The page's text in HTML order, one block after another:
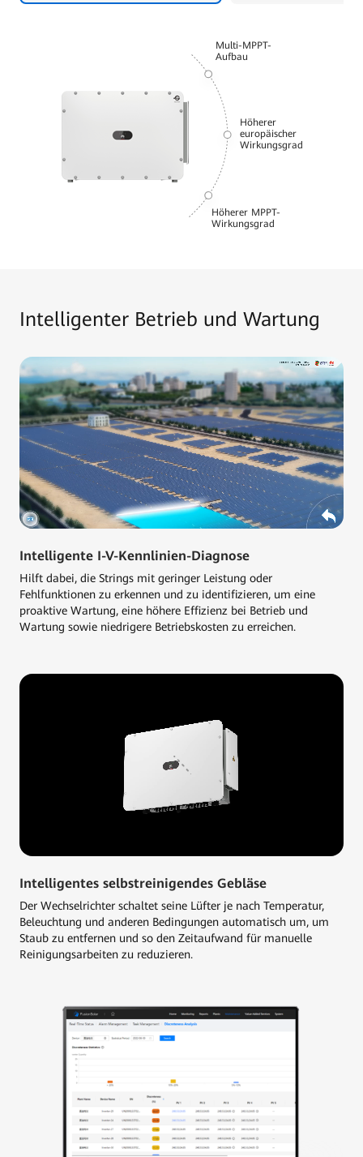
Multi-MPPT-
Aufbau
Höherer
europäischer
Wirkungsgrad
Höherer MPPT-
Wirkungsgrad
Intelligenter Betrieb und Wartung
Intelligente I-V-Kennlinien-Diagnose
Hilft dabei, die Strings mit geringer Leistung oder
Fehlfunktionen zu erkennen und zu identifizieren, um eine
proaktive Wartung, eine höhere Effizienz bei Betrieb und
Wartung sowie niedrigere Betriebskosten zu erreichen.
Intelligentes selbstreinigendes Gebläse
Der Wechselrichter schaltet seine Lüfter je nach Temperatur,
Beleuchtung und anderen Bedingungen automatisch um, um
Staub zu entfernen und so den Zeitaufwand für manuelle
Reinigungsarbeiten zu reduzieren.